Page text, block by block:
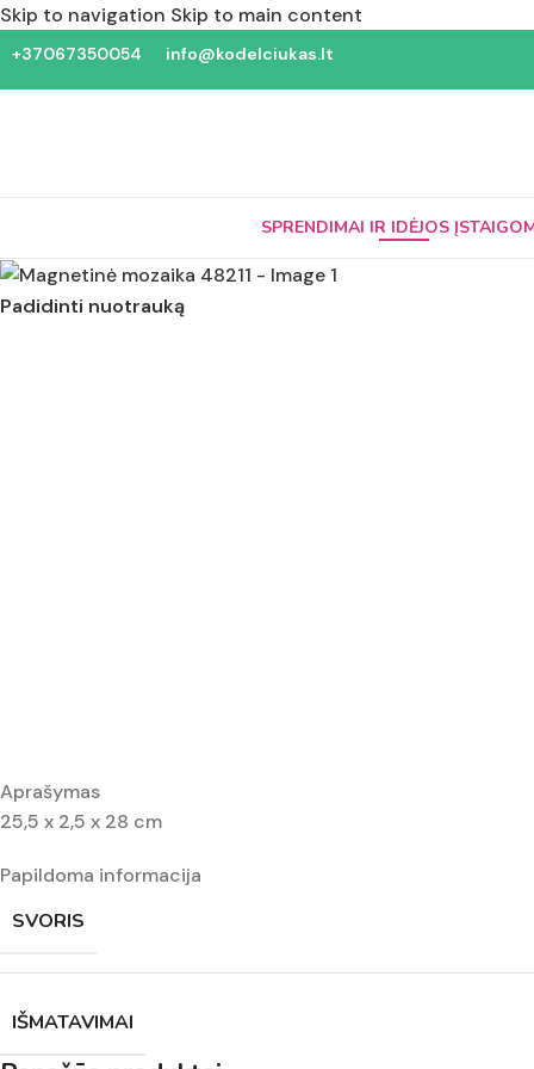
Skip to navigation Skip to main content
+37067350054 info@kodelciukas.lt
SPRENDIMAI IR IDĖJOS
Padidinti nuotrauką
Aprašymas
25,5 x 2,5 x 28 cm
Papildoma informacija
SVORIS
IŠMATAVIMAI